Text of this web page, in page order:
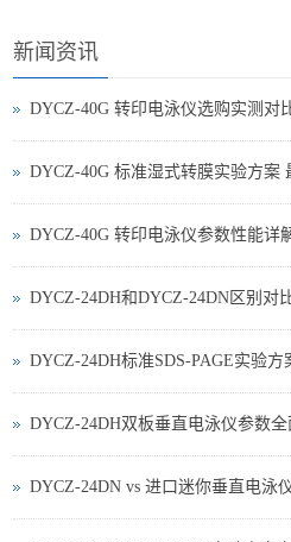
新闻资讯
DYCZ-40G 标准湿式转膜实验方案
DYCZ-40G 转印电泳仪参数性能详
DYCZ-24DH和DYCZ-24DN区别对
DYCZ-24DH标准SDS-PAGE实验方
DYCZ-24DH双板垂直电泳仪参数
DYCZ‑24DN vs 进口迷你垂直电泳